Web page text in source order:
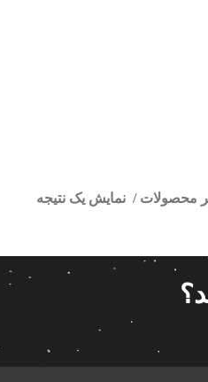
محصولات نمایش یک نتیجه
قیمت گذاری